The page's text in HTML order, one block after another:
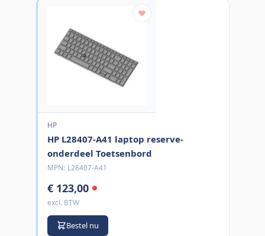
HP
HP L28407-A41 laptop reserve-
onderdeel Toetsenbord
MPN: L28407-A41
€ 123,00
excl. BTW
Bestel nu